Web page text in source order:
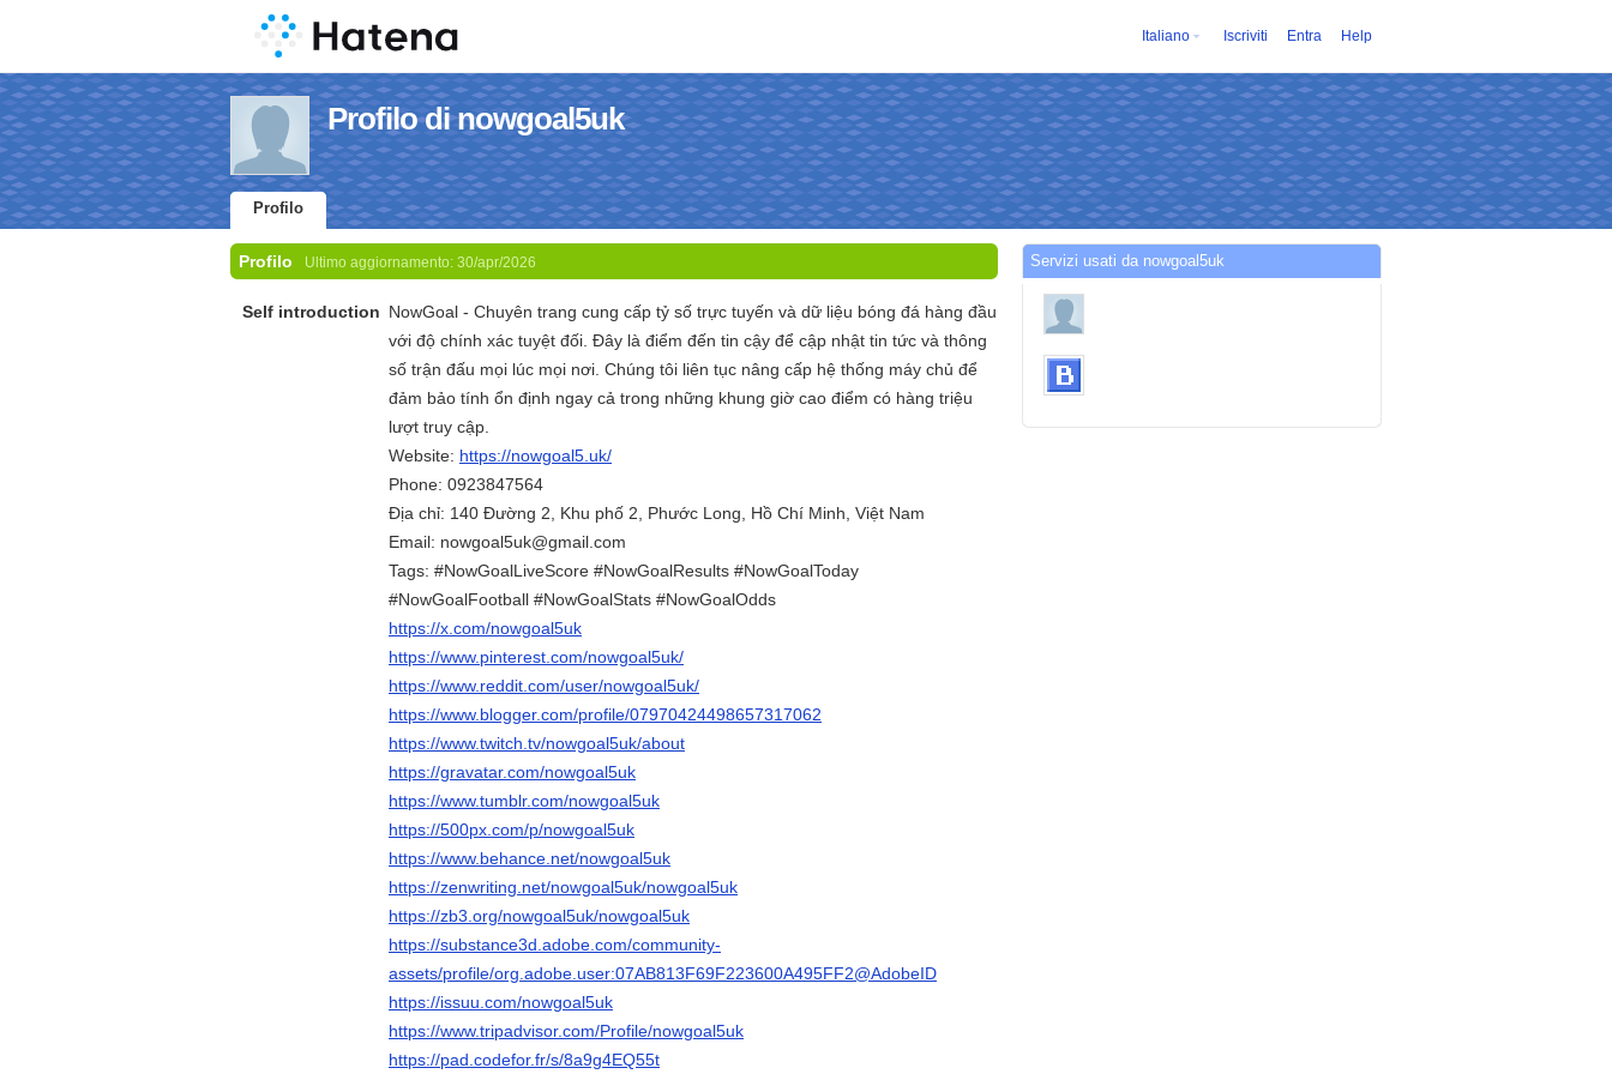
Italiano Iscriviti Entra Help
Profilo di nowgoal5uk
Profilo
Profilo Ultimo aggiornamento: 30/apr/2026
Self introduction NowGoal - Chuyên trang cung cấp tỷ số trực tuyến và dữ liệu bóng đá hàng đầu
với độ chính xác tuyệt đối. Đây là điểm đến tin cậy để cập nhật tin tức và thông
số trận đấu mọi lúc mọi nơi. Chúng tôi liên tục nâng cấp hệ thống máy chủ để
đảm bảo tính ổn định ngay cả trong những khung giờ cao điểm có hàng triệu
lượt truy cập.
Website: https://nowgoal5.uk/
Phone: 0923847564
Địa chỉ: 140 Đường 2, Khu phố 2, Phước Long, Hồ Chí Minh, Việt Nam
Email: nowgoal5uk@gmail.com
Tags: #NowGoalLiveScore #NowGoalResults #NowGoalToday
#NowGoalFootball #NowGoalStats #NowGoalOdds
https://x.com/nowgoal5uk
https://www.pinterest.com/nowgoal5uk/
https://www.reddit.com/user/nowgoal5uk/
https://www.blogger.com/profile/07970424498657317062
https://www.twitch.tv/nowgoal5uk/about
https://gravatar.com/nowgoal5uk
https://www.tumblr.com/nowgoal5uk
https://500px.com/p/nowgoal5uk
https://www.behance.net/nowgoal5uk
https://zenwriting.net/nowgoal5uk/nowgoal5uk
https://zb3.org/nowgoal5uk/nowgoal5uk
https://substance3d.adobe.com/community-
assets/profile/org.adobe.user:07AB813F69F223600A495FF2@AdobeID
https://issuu.com/nowgoal5uk
https://www.tripadvisor.com/Profile/nowgoal5uk
https://pad.codefor.fr/s/8a9g4EQ55t
Servizi usati da nowgoal5uk